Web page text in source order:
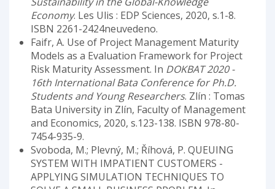
Economy. Les Ulis : EDP Sciences, 2020, s.1-8.
ISBN 2261-2424neuvedeno.
Faifr, A. Use of Project Management Maturity
Models as a Evaluation Framework for Project
Risk Maturity Assessment. In DOKBAT 2020 -
16th International Bata Conference for Ph.D.
Students and Young Researchers. Zlín : Tomas
Bata University in Zlín, Faculty of Management
and Economics, 2020, s.123-138. ISBN 978-80-
7454-935-9.
Svoboda, M.; Plevný, M.; Říhová, P. QUEUING
SYSTEM WITH IMPATIENT CUSTOMERS -
APPLYING SIMULATION TECHNIQUES TO